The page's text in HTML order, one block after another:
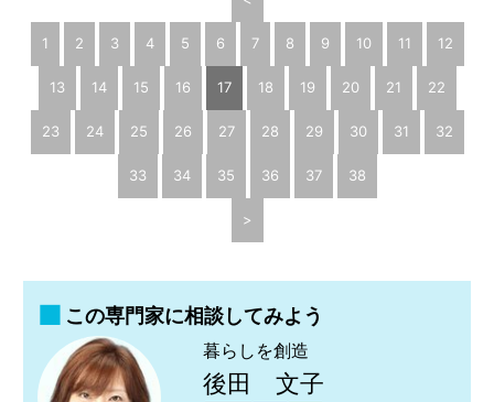
1 2 3 4 5 6 7 8 9 10 11 12
13 14 15 16 17 18 19 20 21 22
23 24 25 26 27 28 29 30 31 32
33 34 35 36 37 38
>
この専門家に相談してみよう
暮らしを創造
後田 文子